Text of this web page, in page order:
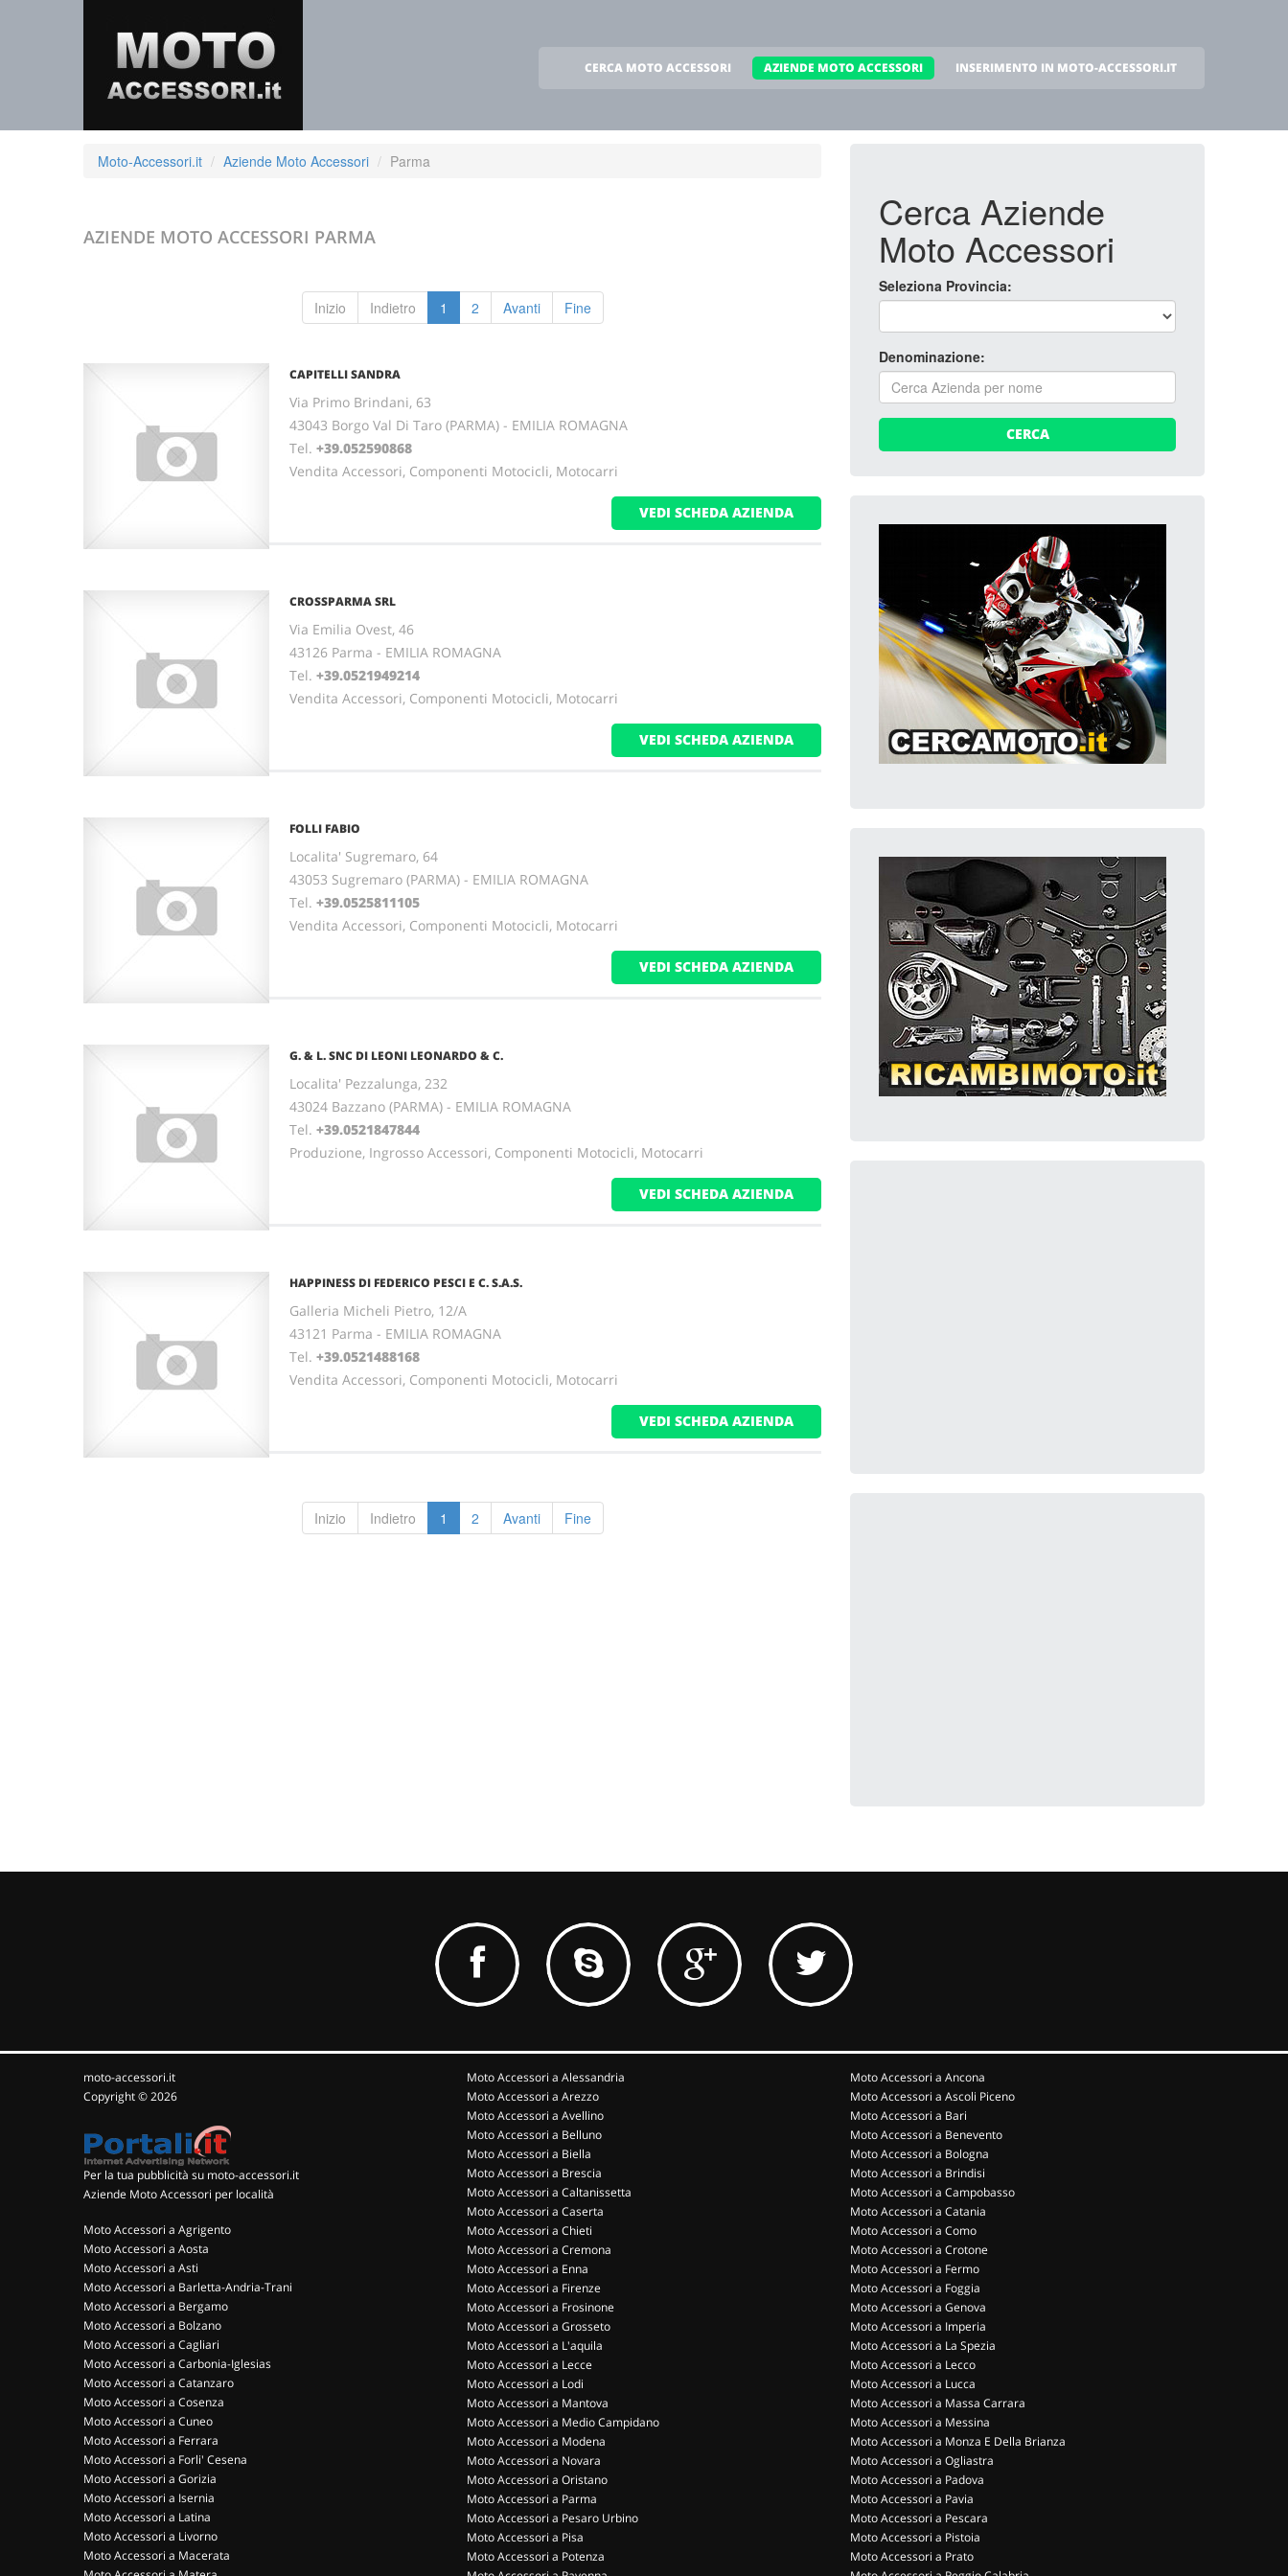
CERCA MOTO ACCESSORI AZIENDE MOTO ACCESSORI INSERIMENTO IN MOTO-ACCESSORI.IT
Moto-Accessori.it Aziende Moto Accessori Parma
AZIENDE MOTO ACCESSORI PARMA
Inizio Indietro 1 2 Avanti Fine
CAPITELLI SANDRA
Via Primo Brindani, 63
43043 Borgo Val Di Taro (PARMA) - EMILIA ROMAGNA
Tel. +39.052590868
Vendita Accessori, Componenti Motocicli, Motocarri
VEDI SCHEDA AZIENDA
CROSSPARMA SRL
Via Emilia Ovest, 46
43126 Parma - EMILIA ROMAGNA
Tel. +39.0521949214
Vendita Accessori, Componenti Motocicli, Motocarri
VEDI SCHEDA AZIENDA
FOLLI FABIO
Localita' Sugremaro, 64
43053 Sugremaro (PARMA) - EMILIA ROMAGNA
Tel. +39.0525811105
Vendita Accessori, Componenti Motocicli, Motocarri
VEDI SCHEDA AZIENDA
G. & L. SNC DI LEONI LEONARDO & C.
Localita' Pezzalunga, 232
43024 Bazzano (PARMA) - EMILIA ROMAGNA
Tel. +39.0521847844
Produzione, Ingrosso Accessori, Componenti Motocicli, Motocarri
VEDI SCHEDA AZIENDA
HAPPINESS DI FEDERICO PESCI E C. S.A.S.
Galleria Micheli Pietro, 12/A
43121 Parma - EMILIA ROMAGNA
Tel. +39.0521488168
Vendita Accessori, Componenti Motocicli, Motocarri
VEDI SCHEDA AZIENDA
Inizio Indietro 1 2 Avanti Fine
Cerca Aziende
Moto Accessori
Seleziona Provincia:
Denominazione:
CERCA
moto-accessori.it
Copyright © 2026
Per la tua pubblicità su moto-accessori.it
Aziende Moto Accessori per località
Moto Accessori a Agrigento
Moto Accessori a Aosta
Moto Accessori a Asti
Moto Accessori a Barletta-Andria-Trani
Moto Accessori a Bergamo
Moto Accessori a Bolzano
Moto Accessori a Cagliari
Moto Accessori a Carbonia-Iglesias
Moto Accessori a Catanzaro
Moto Accessori a Cosenza
Moto Accessori a Cuneo
Moto Accessori a Ferrara
Moto Accessori a Forli' Cesena
Moto Accessori a Gorizia
Moto Accessori a Isernia
Moto Accessori a Latina
Moto Accessori a Livorno
Moto Accessori a Macerata
Moto Accessori a Alessandria
Moto Accessori a Arezzo
Moto Accessori a Avellino
Moto Accessori a Belluno
Moto Accessori a Biella
Moto Accessori a Brescia
Moto Accessori a Caltanissetta
Moto Accessori a Caserta
Moto Accessori a Chieti
Moto Accessori a Cremona
Moto Accessori a Enna
Moto Accessori a Firenze
Moto Accessori a Frosinone
Moto Accessori a Grosseto
Moto Accessori a L'aquila
Moto Accessori a Lecce
Moto Accessori a Lodi
Moto Accessori a Mantova
Moto Accessori a Medio Campidano
Moto Accessori a Modena
Moto Accessori a Novara
Moto Accessori a Oristano
Moto Accessori a Parma
Moto Accessori a Pesaro Urbino
Moto Accessori a Pisa
Moto Accessori a Potenza
Moto Accessori a Ancona
Moto Accessori a Ascoli Piceno
Moto Accessori a Bari
Moto Accessori a Benevento
Moto Accessori a Bologna
Moto Accessori a Brindisi
Moto Accessori a Campobasso
Moto Accessori a Catania
Moto Accessori a Como
Moto Accessori a Crotone
Moto Accessori a Fermo
Moto Accessori a Foggia
Moto Accessori a Genova
Moto Accessori a Imperia
Moto Accessori a La Spezia
Moto Accessori a Lecco
Moto Accessori a Lucca
Moto Accessori a Massa Carrara
Moto Accessori a Messina
Moto Accessori a Monza E Della Brianza
Moto Accessori a Ogliastra
Moto Accessori a Padova
Moto Accessori a Pavia
Moto Accessori a Pescara
Moto Accessori a Pistoia
Moto Accessori a Prato